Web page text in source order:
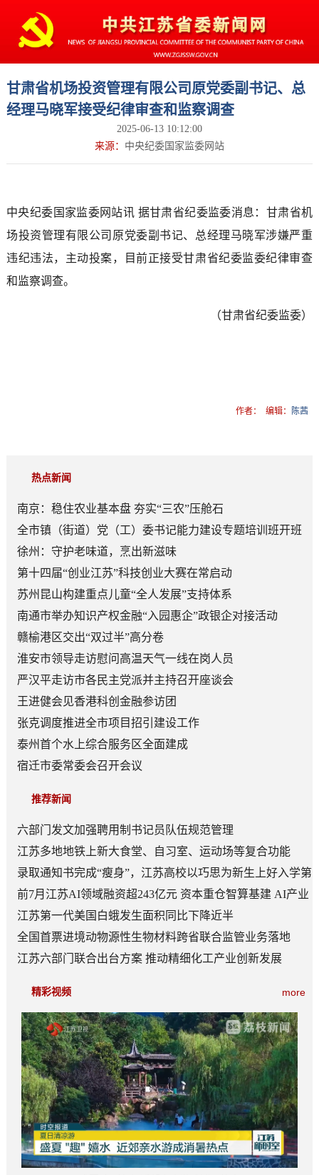
甘肃省机场投资管理有限公司原党委副书记、总
经理马晓军接受纪律审查和监察调查
2025-06-13 10:12:00
来源： 中央纪委国家监委网站
中央纪委国家监委网站讯 据甘肃省纪委监委消息：甘肃省机
场投资管理有限公司原党委副书记、总经理马晓军涉嫌严重
违纪违法，主动投案，目前正接受甘肃省纪委监委纪律审查
和监察调查。
（甘肃省纪委监委）
作者： 编辑： 陈茜
热点新闻
南京：稳住农业基本盘 夯实“三农”压舱石
全市镇（街道）党（工）委书记能力建设专题培训班开班
徐州：守护老味道，烹出新滋味
第十四届“创业江苏”科技创业大赛在常启动
苏州昆山构建重点儿童“全人发展”支持体系
南通市举办知识产权金融“入园惠企”政银企对接活动
赣榆港区交出“双过半”高分卷
淮安市领导走访慰问高温天气一线在岗人员
严汉平走访市各民主党派并主持召开座谈会
王进健会见香港科创金融参访团
张克调度推进全市项目招引建设工作
泰州首个水上综合服务区全面建成
宿迁市委常委会召开会议
推荐新闻
六部门发文加强聘用制书记员队伍规范管理
江苏多地地铁上新大食堂、自习室、运动场等复合功能
——从“客流通道”到“生活场景”
录取通知书完成“瘦身”，江苏高校以巧思为新生上好入学第
一课
前7月江苏AI领域融资超243亿元 资本重仓智算基建 AI产业
底盘夯实
江苏第一代美国白蛾发生面积同比下降近半
全国首票进境动物源性生物材料跨省联合监管业务落地
江苏六部门联合出台方案 推动精细化工产业创新发展
more
精彩视频